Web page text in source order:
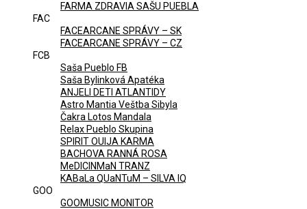
FARMA ZDRAVIA SAŠU PUEBLA
FAC
FACEARCANE SPRÁVY – SK
FACEARCANE SPRÁVY – CZ
FCB
Saša Pueblo FB
Saša Bylinková Apatéka
ANJELI DETI ATLANTIDY
Astro Mantia Veštba Sibyla
Čakra Lotos Mandala
Relax Pueblo Skupina
SPIRIT OUIJA KARMA
BACHOVA RANNÁ ROSA
MeDICINMaN TRANZ
KABaLa QUaNTuM – SILVA IQ
GOO
GOOMUSIC MONITOR